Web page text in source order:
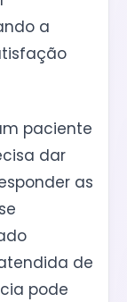
a
paciente
dar
as
de
pode